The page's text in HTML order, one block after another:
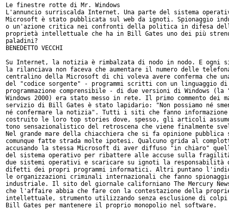
Le finestre rotte di Mr. Windows
L'annuncio surriscalda Internet. Una parte del sistema
Microsoft è stato pubblicata sul web da ignoti. Spionaggio
o un'azione critica nei confronti della politica in difesa
proprietà intellettuale che ha in Bill Gates uno dei più
paladini?
BENEDETTO VECCHI
Su Internet, la notizia è rimbalzata di nodo in nodo. E ogni
la rilanciava non faceva che aumentare il numero delle
centralino della Microsoft di chi voleva avere conferma che
del "codice sorgente" - programmi scritti con un linguaggio di
programmazione comprensibile - di due versioni di Windows (la
Windows 2000) era stato messo in rete. Il primo commento dei
servizio di Bill Gates è stato lapidario: "Non possiamo né
né confermare la notizia". Tutti i siti che fanno informazione
costruito le loro top stories dove, spesso, gli articoli
tono sensazionalistico del retroscena che viene finalmente
Nel grande mare della chiacchiera che si fa opinione pubblica
comunque fatte strada molte ipotesi. Qualcuno grida al
accusando la stessa Microsoft di aver diffuso "in chiaro"
del sistema operativo per ribattere alle accuse sulla
due sistemi operativi e scaricare su ignoti la responsabilità
difetti dei propri programmi informatici. Altri puntano
le organizzazioni criminali internazionali che fanno
industriale. Il sito del giornale californiano The Mercury
che l'affaire abbia che fare con la contestazione della
intellettuale, strumento utilizzando senza esclusione di colpi
Bill Gates per mantenere il proprio monopolio nel software.